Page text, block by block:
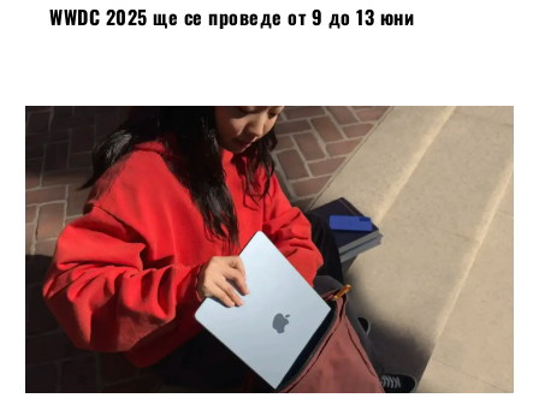
WWDC 2025 ще се проведе от 9 до 13 юни